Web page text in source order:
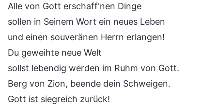
Alle von Gott erschaff'nen Dinge
sollen in Seinem Wort ein neues Leben
und einen souveränen Herrn erlangen!
Du geweihte neue Welt
sollst lebendig werden im Ruhm von Gott.
Berg von Zion, beende dein Schweigen.
Gott ist siegreich zurück!